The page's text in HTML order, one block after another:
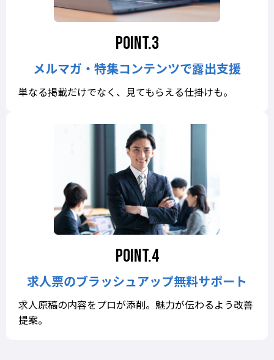
メルマガ・特集コンテンツで露出支援
単なる掲載だけでなく、見てもらえる仕掛けも。
求人票のブラッシュアップ無料サポート
求人原稿の内容をプロが添削。魅力が伝わるよう改善
提案。